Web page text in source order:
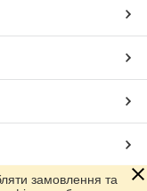
замовлення та